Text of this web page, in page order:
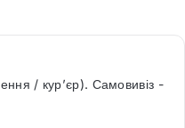
/ кур’єр). Самовивіз -